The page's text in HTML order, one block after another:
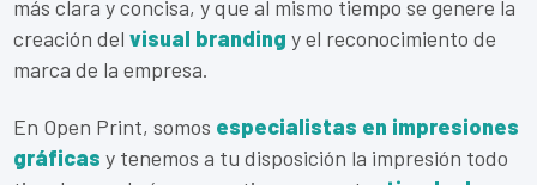
más clara y concisa, y que al mismo tiempo se genere la
creación delvisual branding y el reconocimiento de
marca de la empresa.
En Open Print, somos especialistas en impresiones
gráficas y tenemos a tu disposición la impresión todo